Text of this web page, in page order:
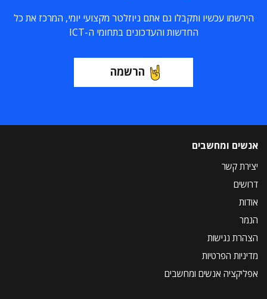
הירשמו עכשיו ותקבלו גם אתם ניוזלטר מקצועי יומי, המרכז את כל
החדשות והעדכונים בתחומי ה-ICT
הרשמה
אנשים ומחשבים
יצירת קשר
דרושים
אודות
הנמר
הצהרת נגישות
מדיניות הפרטיות
אפליקציה אנשים ומחשבים